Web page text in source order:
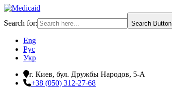
Search for: Search Button
Eng
Рус
Укр
г. Киев, бул. Дружбы Народов, 5-А
+38 (050) 312-27-68